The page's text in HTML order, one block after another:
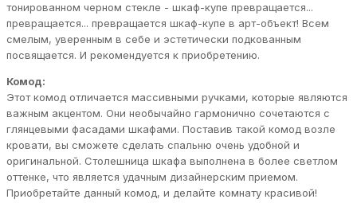
тонированном черном стекле - шкаф-купе превращается...
превращается... превращается шкаф-купе в арт-объект! Всем
смелым, уверенным в себе и эстетически подкованным
посвящается. И рекомендуется к приобретению.
Комод:
Этот комод отличается массивными ручками, которые являются
важным акцентом. Они необычайно гармонично сочетаются с
глянцевыми фасадами шкафами. Поставив такой комод возле
кровати, вы сможете сделать спальню очень удобной и
оригинальной. Столешница шкафа выполнена в более светлом
оттенке, что является удачным дизайнерским приемом.
Приобретайте данный комод, и делайте комнату красивой!